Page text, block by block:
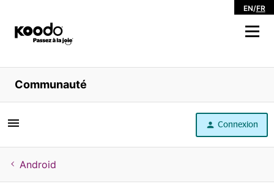
EN/FR
Magasiner
Libre service
Aide
Communauté
Connexion
Android